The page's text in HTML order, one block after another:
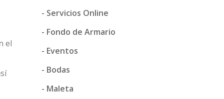
el
Servicios Online
Fondo de Armario
Eventos
Bodas
Maleta